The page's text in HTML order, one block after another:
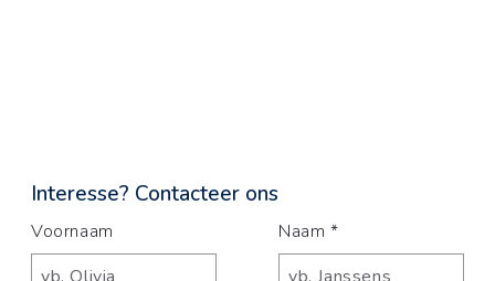
Interesse? Contacteer ons
Voornaam Naam *